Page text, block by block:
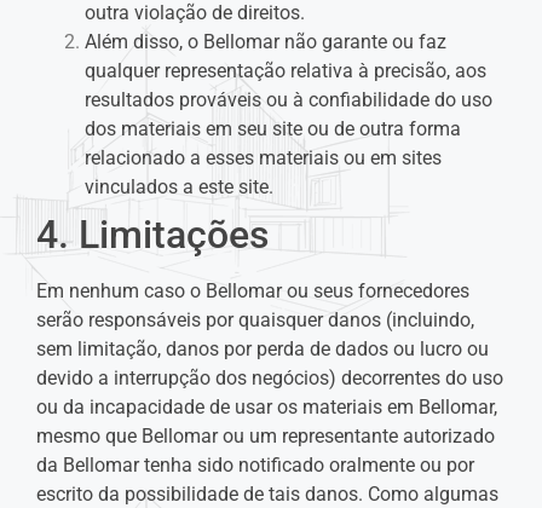
outra violação de direitos.
Além disso, o Bellomar não garante ou faz
qualquer representação relativa à precisão, aos
resultados prováveis ​​ou à confiabilidade do uso
dos materiais em seu site ou de outra forma
relacionado a esses materiais ou em sites
vinculados a este site.
4. Limitações
Em nenhum caso o Bellomar ou seus fornecedores
serão responsáveis ​​por quaisquer danos (incluindo,
sem limitação, danos por perda de dados ou lucro ou
devido a interrupção dos negócios) decorrentes do uso
ou da incapacidade de usar os materiais em Bellomar,
mesmo que Bellomar ou um representante autorizado
da Bellomar tenha sido notificado oralmente ou por
escrito da possibilidade de tais danos. Como algumas